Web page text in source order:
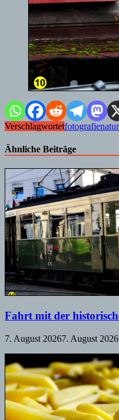
Verschlagwortetfotografienatur
Ähnliche Beiträge
Fahrt mit der
7. August 20267. August 2026